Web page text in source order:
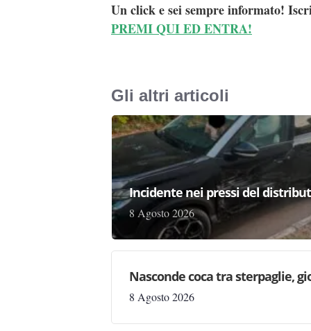
Un click e sei sempre informato!
PREMI QUI ED ENTRA!
Gli altri articoli
Incidente nei pressi del
8 Agosto 2026
Nasconde coca tra sterpaglie,
8 Agosto 2026